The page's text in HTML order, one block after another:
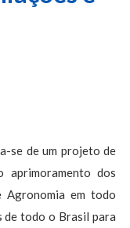
se de um projeto de
aprimoramento dos
Agronomia em todo
de todo o Brasil para